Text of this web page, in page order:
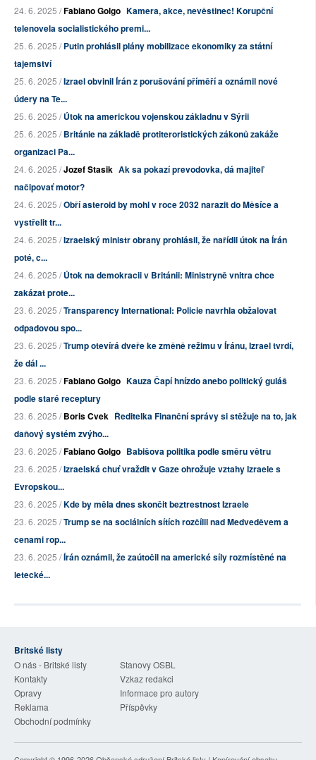
24. 6. 2025 /Fabiano Golgo Kamera, akce, nevěstinec! Korupční
telenovela socialistického premi...
25. 6. 2025 /Putin prohlásil plány mobilizace ekonomiky za státní
tajemství
25. 6. 2025 /Izrael obvinil Írán z porušování příměří a oznámil nové
údery na Te...
25. 6. 2025 /Útok na americkou vojenskou základnu v Sýrii
25. 6. 2025 /Británie na základě protiteroristických zákonů zakáže
organizaci Pa...
24. 6. 2025 /Jozef Stasik Ak sa pokazí prevodovka, dá majiteľ
načipovať motor?
24. 6. 2025 /Obří asteroid by mohl v roce 2032 narazit do Měsíce a
vystřelit tr...
24. 6. 2025 /Izraelský ministr obrany prohlásil, že nařídil útok na Írán
poté, c...
24. 6. 2025 /Útok na demokracii v Británii: Ministryně vnitra chce
zakázat prote...
23. 6. 2025 /Transparency International: Policie navrhla obžalovat
odpadovou spo...
23. 6. 2025 /Trump otevírá dveře ke změně režimu v Íránu, Izrael tvrdí,
že dál ...
23. 6. 2025 /Fabiano Golgo Kauza Čapí hnízdo anebo politický guláš
podle staré receptury
23. 6. 2025 /Boris Cvek Ředitelka Finanční správy si stěžuje na to, jak
daňový systém zvýho...
23. 6. 2025 /Fabiano Golgo Babišova politika podle směru větru
23. 6. 2025 /Izraelská chuť vraždit v Gaze ohrožuje vztahy Izraele s
Evropskou...
23. 6. 2025 /Kde by měla dnes skončit beztrestnost Izraele
23. 6. 2025 /Trump se na sociálních sítích rozčílil nad Medveděvem a
cenami rop...
23. 6. 2025 /Írán oznámil, že zaútočil na americké síly rozmístěné na
letecké...
Britské listy
O nás - Britské listy
Stanovy OSBL
Kontakty
Vzkaz redakci
Opravy
Informace pro autory
Reklama
Příspěvky
Obchodní podmínky